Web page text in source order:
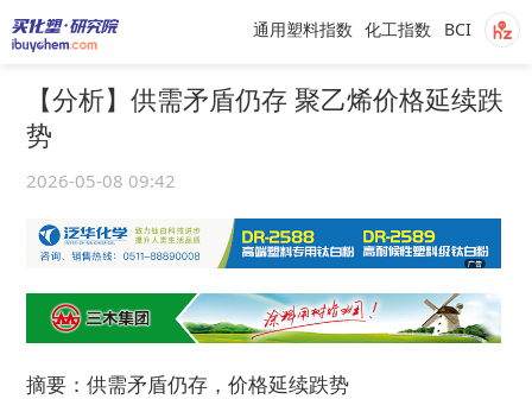
BCI
化工指数
通用塑料指数
【分析】供需矛盾仍存 聚乙烯价格延续跌
势
2026-05-08 09:42
摘要：供需矛盾仍存，价格延续跌势